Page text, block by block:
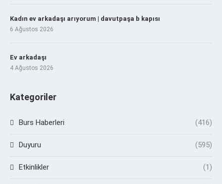
Kadın ev arkadaşı arıyorum | davutpaşa b kapısı
6 Ağustos 2026
Ev arkadaşı
4 Ağustos 2026
Kategoriler
Burs Haberleri (416)
Duyuru (595)
Etkinlikler (1)